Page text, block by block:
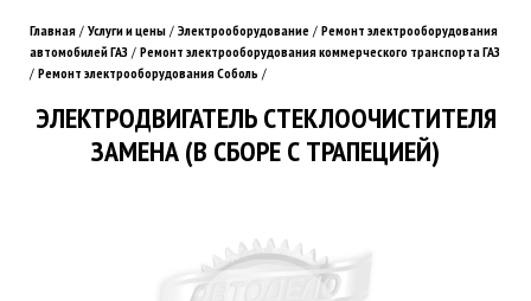
Главная / Услуги и цены / Электрооборудование / Ремонт электрооборудования
автомобилей ГАЗ / Ремонт электрооборудования коммерческого транспорта ГАЗ
/ Ремонт электрооборудования Соболь /
ЭЛЕКТРОДВИГАТЕЛЬ СТЕКЛООЧИСТИТЕЛЯ
ЗАМЕНА (В СБОРЕ С ТРАПЕЦИЕЙ)